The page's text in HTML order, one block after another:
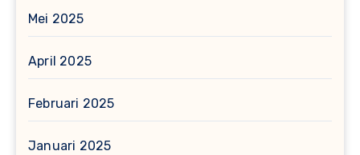
Mei 2025
April 2025
Februari 2025
Januari 2025